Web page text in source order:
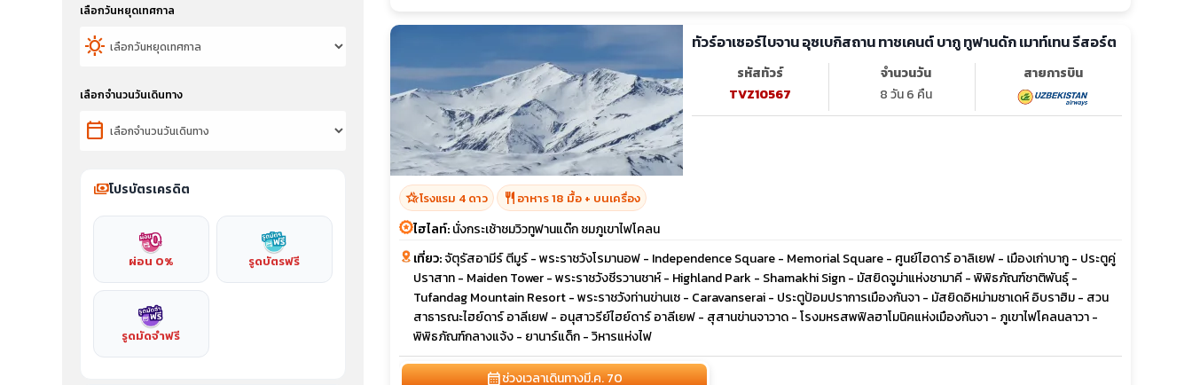
เลือกวันหยุดเทศกาล
sunny
เลือกจำนวนวันเดินทาง
calendar_today
paymentsโปรบัตรเครดิต
ผ่อน 0% รูดบัตรฟรี
รูดมัดจำฟรี
ทัวร์อาเซอร์ไบจาน อุซเบกิสถาน ทาชเคนต์ บากู ทูฟานดัก เมาท์เทน รีสอร์ต
รหัสทัวร์
TVZ10567
จำนวนวัน
8 วัน 6 คืน
สายการบิน
hotel_classโรงแรม 4 ดาว restaurant อาหาร 18 มื้อ + บนเครื่อง
ไฮไลท์:นั่งกระเช้าชมวิวทูฟานแด๊ก ชมภูเขาไฟโคลน
เที่ยว:จัตุรัสอามีร์ ตีมูร์ - พระราชวังโรมานอฟ - Independence Square - Memorial Square - ศูนย์ไฮดาร์ อาลิเยฟ - เมืองเก่าบากู - ประตูคู่
ปราสาท - Maiden Tower - พระราชวังชีรวานชาห์ - Highland Park - Shamakhi Sign - มัสยิดจูม่าแห่งชามาคี - พิพิธภัณฑ์ชาติพันธุ์ -
Tufandag Mountain Resort - พระราชวังท่านข่านเซ - Caravanserai - ประตูป้อมปราการเมืองกันจา - มัสยิดอิหม่ามซาเดห์ อิบราฮิม - สวน
สาธารณะไฮย์ดาร์ อาลีเยฟ - อนุสาวรีย์ไฮย์ดาร์ อาลีเยฟ - สุสานข่านจาวาด - โรงมหรสพฟิลฮาโมนิคแห่งเมืองกันจา - ภูเขาไฟโคลนลาวา -
พิพิธภัณฑ์กลางแจ้ง - ยานาร์แด็ก - วิหารแห่งไฟ
calendar_monthช่วงเวลาเดินทางมี.ค. 70